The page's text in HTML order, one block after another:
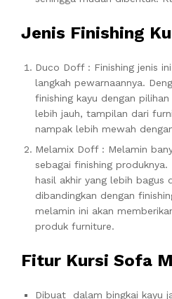
Jenis Finishing
Duco Doff : Finishing jenis
langkah pewarnaannya.
finishing kayu dengan
lebih jauh, tampilan dari
nampak lebih mewah
Melamix Doff : Melamin
sebagai finishing
hasil akhir yang lebih bagus
dibandingkan dengan
melamin ini akan
produk furniture.
Fitur Kursi Sofa
Dibuat dalam bingkai kayu